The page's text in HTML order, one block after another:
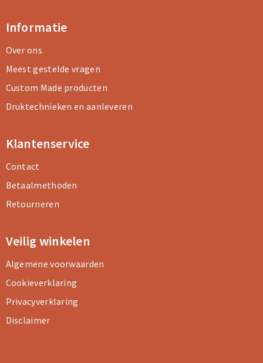
Informatie
Over ons
Meest gestelde vragen
Custom Made producten
Druktechnieken en aanleveren
Klantenservice
Contact
Betaalmethoden
Retourneren
Veilig winkelen
Algemene voorwaarden
Cookieverklaring
Privacyverklaring
Disclaimer